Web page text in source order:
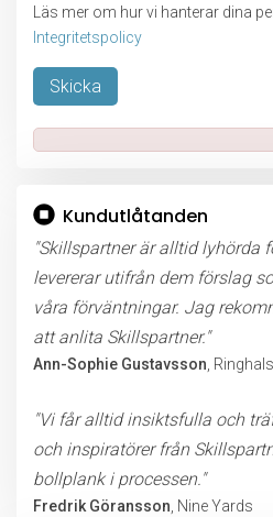
Läs mer om hur vi hanterar dina
Integritetspolicy
Lämna detta fält tomt.
Kundutlåtanden
"Skillspartner är alltid lyhörda
levererar utifrån dem förslag
våra förväntningar. Jag
att anlita Skillspartner."
Ann-Sophie Gustavsson ,
"Vi får alltid insiktsfulla och
och inspiratörer från
bollplank i processen."
Fredrik Göransson , Nine Yards